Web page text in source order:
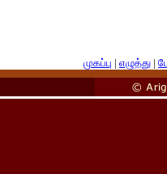
முகப்பு | எழுத்து |